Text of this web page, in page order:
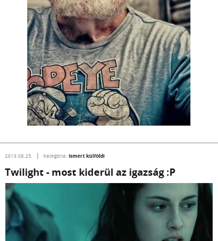
2013.08.25. Kategória: Ismert külföldi
Twilight - most kiderül az igazság :P